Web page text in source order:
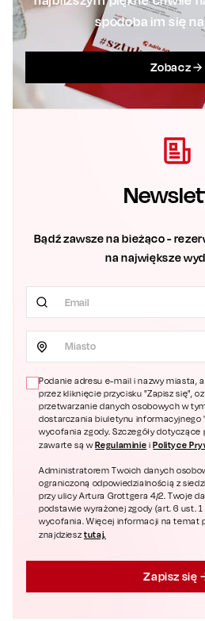
spodoba im się
Zobacz
Bądź zawsze na bieżąco -
na największe
Miasto
Podanie adresu e-mail i nazwy miasta,
przez kliknięcie przycisku "Zapisz się",
przetwarzanie danych osobowych w
dostarczania biuletynu informacyjnego
wycofania zgody. Szczegóły
zawarte są wRegulaminie iPolityce
Administratorem Twoich danych
ograniczoną odpowiedzialnością z
przy ulicy Artura Grottgera 4/2. Twoje
podstawie wyrażonej zgody (art. 6 ust. 1
wycofania. Więcej informacji na temat
znajdziesztutaj.
Zapisz się